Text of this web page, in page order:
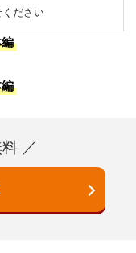
ださい
料 ／